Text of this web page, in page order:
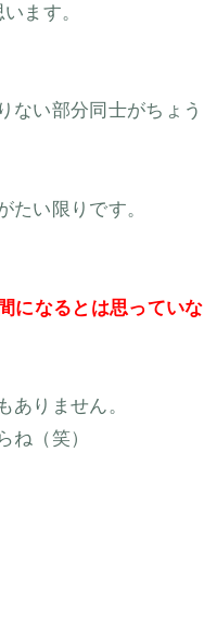
ます。
ない部分同士がちょう
い限りです。
になるとは思っていな
りません。
ね（笑）